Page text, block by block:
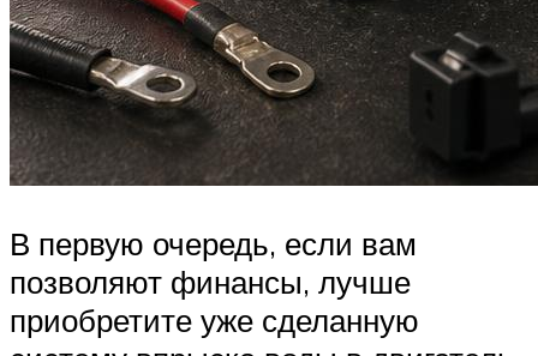
В первую очередь, если вам
позволяют финансы, лучше
приобретите уже сделанную